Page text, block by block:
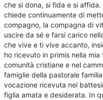
che si dona, si fida e si
chiede continuamente di
compagno, la compagna di
uscire da sé e farsi carico
che vive e ti vive accanto,
ho ricevuto in primis nella
comunità cristiane e nel
famiglie della pastorale
vocazione ricevuta nel
figlia amata e desiderata. In